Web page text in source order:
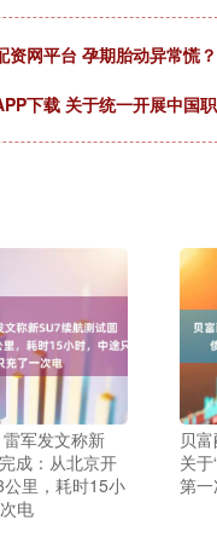
资网平台 孕期胎动异常慌
下载 关于统一开展中国
军发文称新
成：从北京开
里，耗时15小
电
贝
关
第